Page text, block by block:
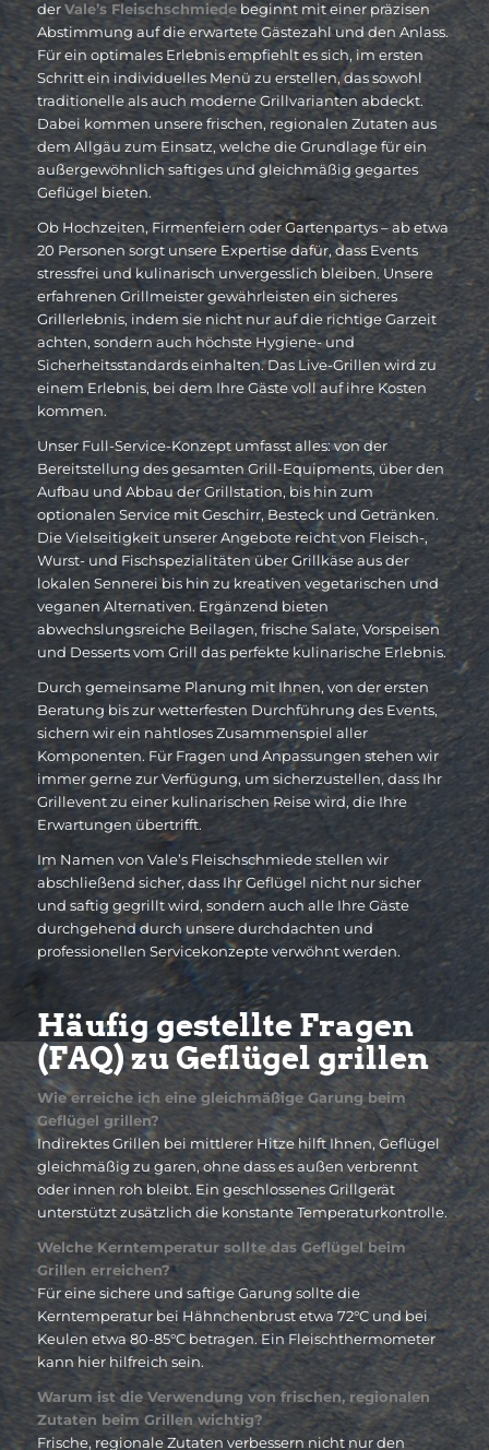
derVale’s Fleischschmiedebeginnt mit einer präzisen
Abstimmung auf die erwartete Gästezahl und den Anlass.
Für ein optimales Erlebnis empfiehlt es sich, im ersten
Schritt ein individuelles Menü zu erstellen, das sowohl
traditionelle als auch moderne Grillvarianten abdeckt.
Dabei kommen unsere frischen, regionalen Zutaten aus
dem Allgäu zum Einsatz, welche die Grundlage für ein
außergewöhnlich saftiges und gleichmäßig gegartes
Geflügel bieten.
Ob Hochzeiten, Firmenfeiern oder Gartenpartys – ab etwa
20 Personen sorgt unsere Expertise dafür, dass Events
stressfrei und kulinarisch unvergesslich bleiben. Unsere
erfahrenen Grillmeister gewährleisten ein sicheres
Grillerlebnis, indem sie nicht nur auf die richtige Garzeit
achten, sondern auch höchste Hygiene- und
Sicherheitsstandards einhalten. Das Live-Grillen wird zu
einem Erlebnis, bei dem Ihre Gäste voll auf ihre Kosten
kommen.
Unser Full-Service-Konzept umfasst alles: von der
Bereitstellung des gesamten Grill-Equipments, über den
Aufbau und Abbau der Grillstation, bis hin zum
optionalen Service mit Geschirr, Besteck und Getränken.
Die Vielseitigkeit unserer Angebote reicht von Fleisch-,
Wurst- und Fischspezialitäten über Grillkäse aus der
lokalen Sennerei bis hin zu kreativen vegetarischen und
veganen Alternativen. Ergänzend bieten
abwechslungsreiche Beilagen, frische Salate, Vorspeisen
und Desserts vom Grill das perfekte kulinarische Erlebnis.
Durch gemeinsame Planung mit Ihnen, von der ersten
Beratung bis zur wetterfesten Durchführung des Events,
sichern wir ein nahtloses Zusammenspiel aller
Komponenten. Für Fragen und Anpassungen stehen wir
immer gerne zur Verfügung, um sicherzustellen, dass Ihr
Grillevent zu einer kulinarischen Reise wird, die Ihre
Erwartungen übertrifft.
Im Namen von Vale’s Fleischschmiede stellen wir
abschließend sicher, dass Ihr Geflügel nicht nur sicher
und saftig gegrillt wird, sondern auch alle Ihre Gäste
durchgehend durch unsere durchdachten und
professionellen Servicekonzepte verwöhnt werden.
Häufig gestellte Fragen
(FAQ) zu Geflügel grillen
Wie erreiche ich eine gleichmäßige Garung beim
Geflügel grillen?
Indirektes Grillen bei mittlerer Hitze hilft Ihnen, Geflügel
gleichmäßig zu garen, ohne dass es außen verbrennt
oder innen roh bleibt. Ein geschlossenes Grillgerät
unterstützt zusätzlich die konstante Temperaturkontrolle.
Welche Kerntemperatur sollte das Geflügel beim
Grillen erreichen?
Für eine sichere und saftige Garung sollte die
Kerntemperatur bei Hähnchenbrust etwa 72°C und bei
Keulen etwa 80-85°C betragen. Ein Fleischthermometer
kann hier hilfreich sein.
Warum ist die Verwendung von frischen, regionalen
Zutaten beim Grillen wichtig?
Frische, regionale Zutaten verbessern nicht nur den